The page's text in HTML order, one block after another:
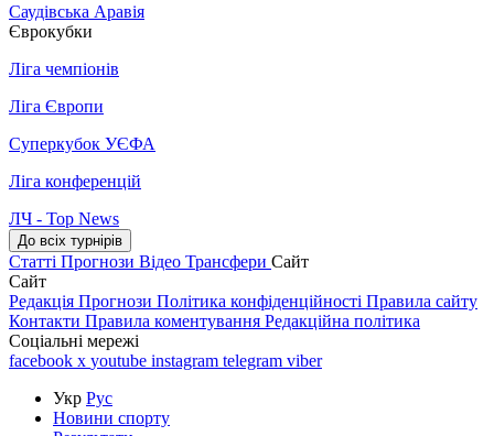
Саудівська Аравія
Єврокубки
Ліга чемпіонів
Ліга Європи
Суперкубок УЄФА
Ліга конференцій
ЛЧ - Top News
До всіх турнірів
Статті Прогнози Відео Трансфери Сайт
Сайт
Редакція Прогнози Політика конфіденційності Правила сайту
Контакти Правила коментування Редакційна політика
Соціальні мережі
facebook x youtube instagram telegram viber
Укр Рус
Новини спорту